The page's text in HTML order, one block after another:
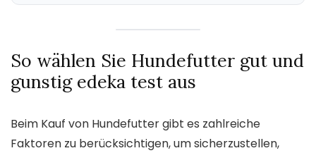
So wählen Sie Hundefutter gut und
gunstig edeka test aus
Beim Kauf von Hundefutter gibt es zahlreiche
Faktoren zu berücksichtigen, um sicherzustellen,